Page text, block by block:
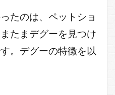
たのは、ペットショ
たまデグーを見つけ
。デグーの特徴を以